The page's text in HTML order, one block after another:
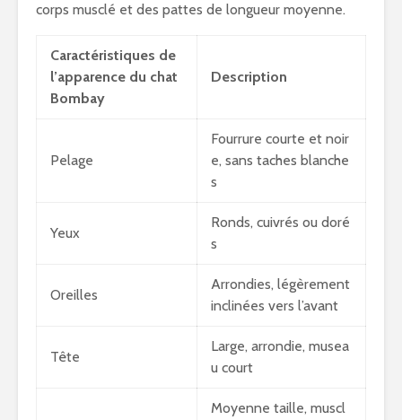
corps musclé et des pattes de longueur moyenne.
Caractéristiques de
l’apparence du chat
Bombay
Description
Pelage
Fourrure courte et noir
e, sans taches blanche
s
Yeux
Ronds, cuivrés ou doré
s
Oreilles
Arrondies, légèrement
inclinées vers l’avant
Tête
Large, arrondie, musea
u court
Moyenne taille, muscl